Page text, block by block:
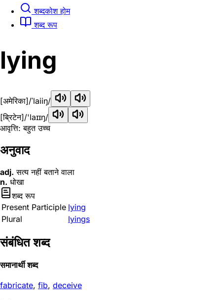
शब्दकोश होम
शब्द रूप
lying
[अमेरिका]/ˈlaiiŋ/
[ब्रिटेन]/'laɪɪŋ/
आवृत्ति: बहुत उच्च
अनुवाद
adj. सत्य नहीं बताने वाला
n. धोखा
शब्द रूप
Present Participle lying
Plural
lyings
संबंधित शब्द
समानार्थी शब्द
fabricate, fib, deceive